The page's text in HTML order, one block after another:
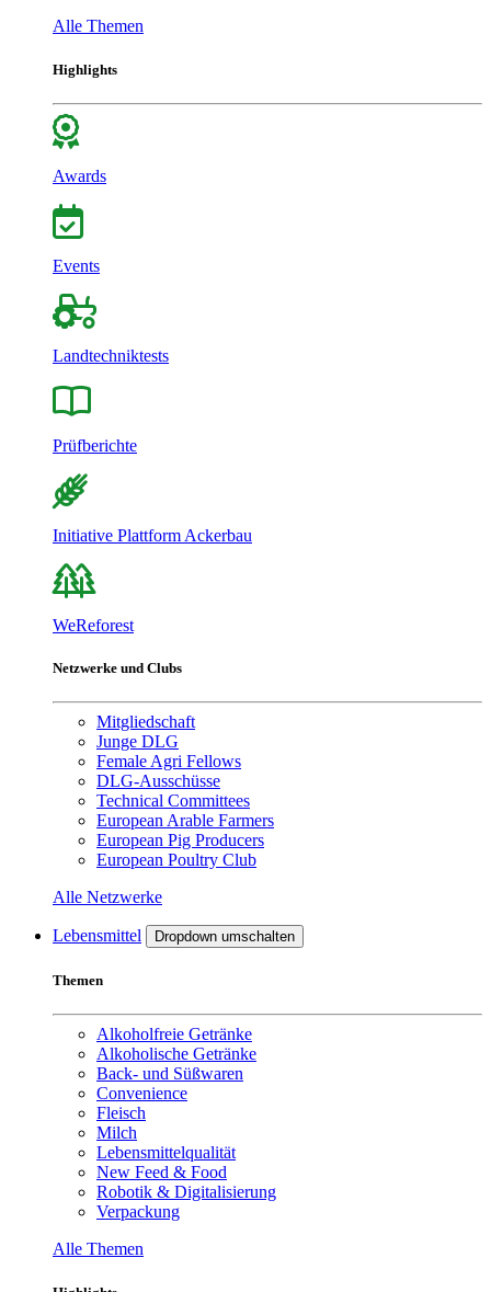
Alle Themen
Highlights
Awards
Events
Landtechniktests
Prüfberichte
Initiative Plattform Ackerbau
WeReforest
Netzwerke und Clubs
Mitgliedschaft
Junge DLG
Female Agri Fellows
DLG-Ausschüsse
Technical Committees
European Arable Farmers
European Pig Producers
European Poultry Club
Alle Netzwerke
Lebensmittel Dropdown umschalten
Themen
Alkoholfreie Getränke
Alkoholische Getränke
Back- und Süßwaren
Convenience
Fleisch
Milch
Lebensmittelqualität
New Feed & Food
Robotik & Digitalisierung
Verpackung
Alle Themen